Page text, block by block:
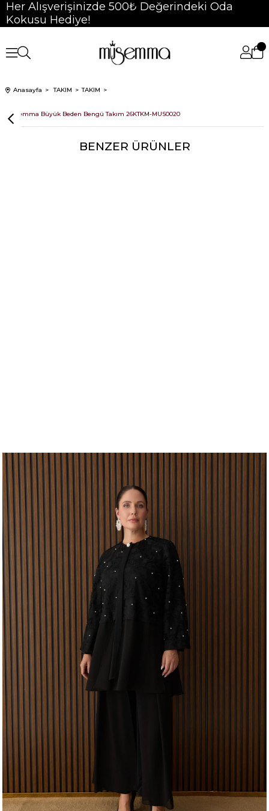
Her Alışverişinizde 500₺ Değerindeki Oda
Kokusu Hediye!
Anasayfa TAKIM TAKIM
Müsemma Büyük Beden Bengü Takım 26KTKM-MUS0020
BENZER ÜRÜNLER